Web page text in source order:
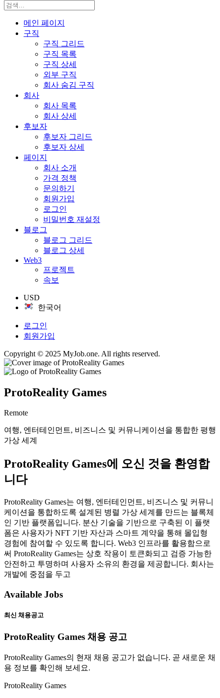
메인 페이지
구직
구직 그리드
구직 목록
구직 상세
외부 구직
회사 숨김 구직
회사
회사 목록
회사 상세
후보자
후보자 그리드
후보자 상세
페이지
회사 소개
가격 정책
문의하기
회원가입
로그인
비밀번호 재설정
블로그
블로그 그리드
블로그 상세
Web3
프로젝트
속보
USD
한국어
로그인
회원가입
Copyright © 2025 MyJob.one. All rights reserved.
ProtoReality Games
Remote
여행, 엔터테인먼트, 비즈니스 및 커뮤니케이션을 통합한 평행
가상 세계
ProtoReality Games에 오신 것을 환영합
니다
ProtoReality Games는 여행, 엔터테인먼트, 비즈니스 및 커뮤니
케이션을 통합하도록 설계된 병렬 가상 세계를 만드는 블록체
인 기반 플랫폼입니다. 분산 기술을 기반으로 구축된 이 플랫
폼은 사용자가 NFT 기반 자산과 스마트 계약을 통해 몰입형
경험에 참여할 수 있도록 합니다. Web3 인프라를 활용함으로
써 ProtoReality Games는 상호 작용이 토큰화되고 검증 가능한
안전하고 투명하며 사용자 소유의 환경을 제공합니다. 회사는
개발에 중점을 두고
Available Jobs
최신 채용공고
ProtoReality Games 채용 공고
ProtoReality Games의 현재 채용 공고가 없습니다. 곧 새로운 채
용 정보를 확인해 보세요.
ProtoReality Games